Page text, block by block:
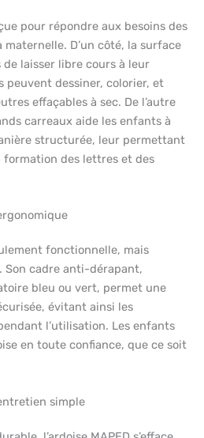
pour répondre aux besoins des
D’un côté, la surface
laisser libre cours à leur
peuvent dessiner, colorier, et
effaçables à sec. De l’autre
carreaux aide les enfants à
structurée, leur permettant
formation des lettres et des
fonctionnelle, mais
Son cadre anti-dérapant,
bleu ou vert, permet une
évitant ainsi les
l’utilisation. Les enfants
en toute confiance, que ce soit
simple